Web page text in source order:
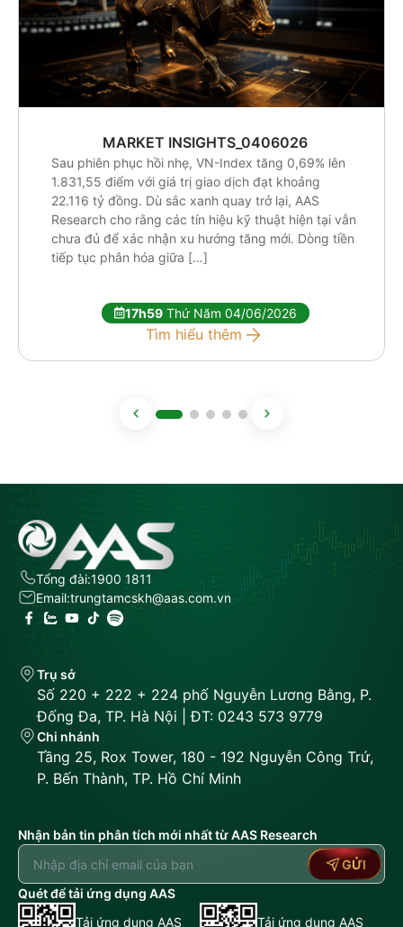
MARKET INSIGHTS_0406026
Sau phiên phục hồi nhẹ, VN-Index tăng 0,69% lên
1.831,55 điểm với giá trị giao dịch đạt khoảng
22.116 tỷ đồng. Dù sắc xanh quay trở lại, AAS
Research cho rằng các tín hiệu kỹ thuật hiện tại vẫn
chưa đủ để xác nhận xu hướng tăng mới. Dòng tiền
tiếp tục phân hóa giữa […]
17h59Thứ Năm 04/06/2026
Tìm hiểu thêm
Tổng đài:1900 1811
Email:trungtamcskh@aas.com.vn
Trụ sở
Số 220 + 222 + 224 phố Nguyễn Lương Bằng, P.
Đống Đa, TP. Hà Nội | ĐT: 0243 573 9779
Chi nhánh
Tầng 25, Rox Tower, 180 - 192 Nguyễn Công Trứ,
P. Bến Thành, TP. Hồ Chí Minh
Nhận bản tin phân tích mới nhất từ AAS Research
GỬI
Quét để tải ứng dụng AAS
Tải ứng dụng AAS
Tải ứng dụng AAS